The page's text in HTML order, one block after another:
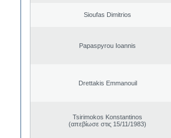
Sioufas Dimitrios
Papaspyrou Ioannis
Drettakis Emmanouil
Tsirimokos Konstantinos
(απεβίωσε στις 15/11/1983)